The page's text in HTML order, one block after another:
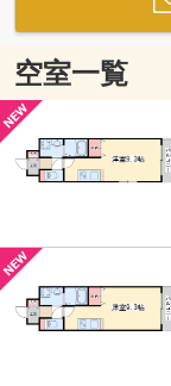
空室一覧